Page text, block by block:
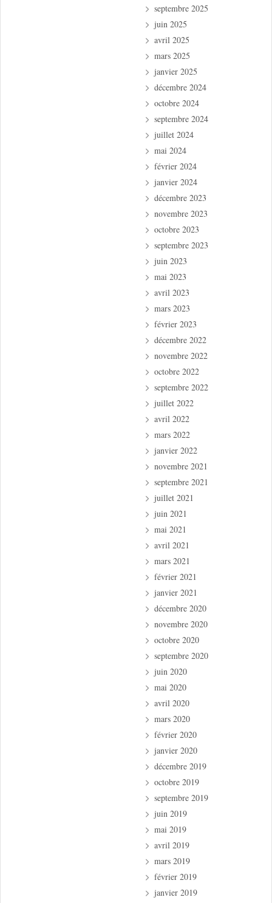
septembre 2025
juin 2025
avril 2025
mars 2025
janvier 2025
décembre 2024
octobre 2024
septembre 2024
juillet 2024
mai 2024
février 2024
janvier 2024
décembre 2023
novembre 2023
octobre 2023
septembre 2023
juin 2023
mai 2023
avril 2023
mars 2023
février 2023
décembre 2022
novembre 2022
octobre 2022
septembre 2022
juillet 2022
avril 2022
mars 2022
janvier 2022
novembre 2021
septembre 2021
juillet 2021
juin 2021
mai 2021
avril 2021
mars 2021
février 2021
janvier 2021
décembre 2020
novembre 2020
octobre 2020
septembre 2020
juin 2020
mai 2020
avril 2020
mars 2020
février 2020
janvier 2020
décembre 2019
octobre 2019
septembre 2019
juin 2019
mai 2019
avril 2019
mars 2019
février 2019
janvier 2019